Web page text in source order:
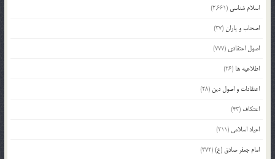
اسلام شناسی (2,661)
اصحاب و یاران(37)
اصول اعتقادی (777)
اطلاعیه ها (26)
اعتقادات و اصول دین (28)
اعتکاف (43)
اعیاد اسلامی (211)
امام جعفر صادق (ع)(372)